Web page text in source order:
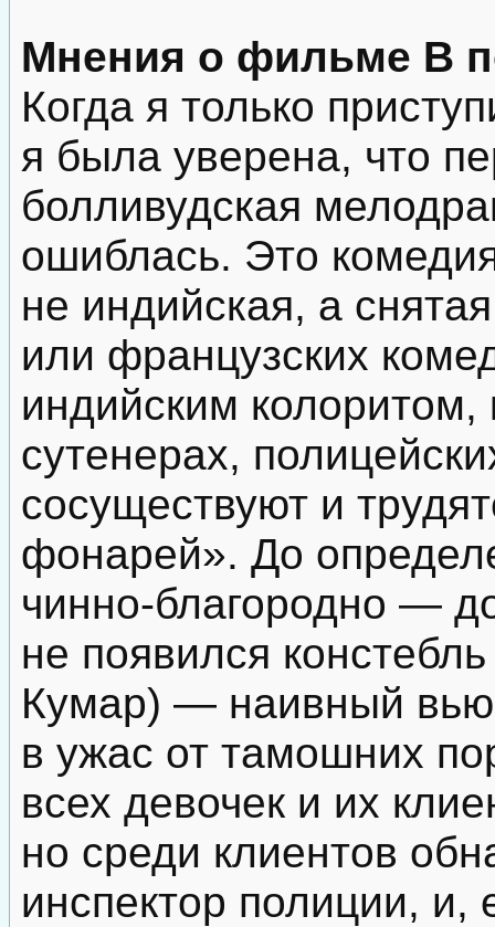
Мнения о фильме В
Когда я только
я была уверена, что
болливудская
ошиблась. Это
не индийская, а
или французских
индийским колоритом,
сутенерах,
сосуществуют и
фонарей». До
чинно-благородно —
не появился
Кумар) — наивный
в ужас от тамошних
всех девочек и их
но среди клиентов
инспектор полиции, и,